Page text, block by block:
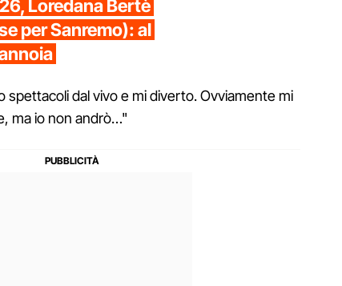
Loredana Bertè
per Sanremo): al
spettacoli dal vivo e mi diverto. Ovviamente mi
ma io non andrò…"